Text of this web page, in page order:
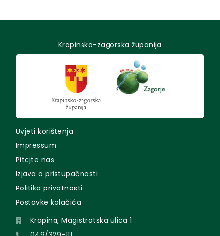
Krapinsko-zagorska županija
Uvjeti korištenja
Impressum
Pitajte nas
Izjava o pristupačnosti
Politika privatnosti
Postavke kolačića
Krapina, Magistratska ulica 1